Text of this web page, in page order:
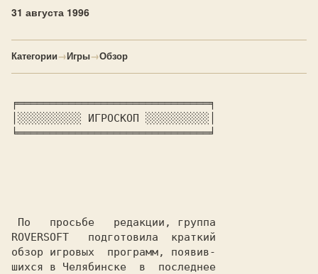
31 августа 1996
Категории→Игры→Обзор
╒══════════════════════════════╕
│░░░░░░░░░░ ИГРОСКОП ░░░░░░░░░░│
╘══════════════════════════════╛
ROVERSOFT
   подготовила  краткий
обзор игровых  программ, появив-
шихся в Челябинске  в  последнее